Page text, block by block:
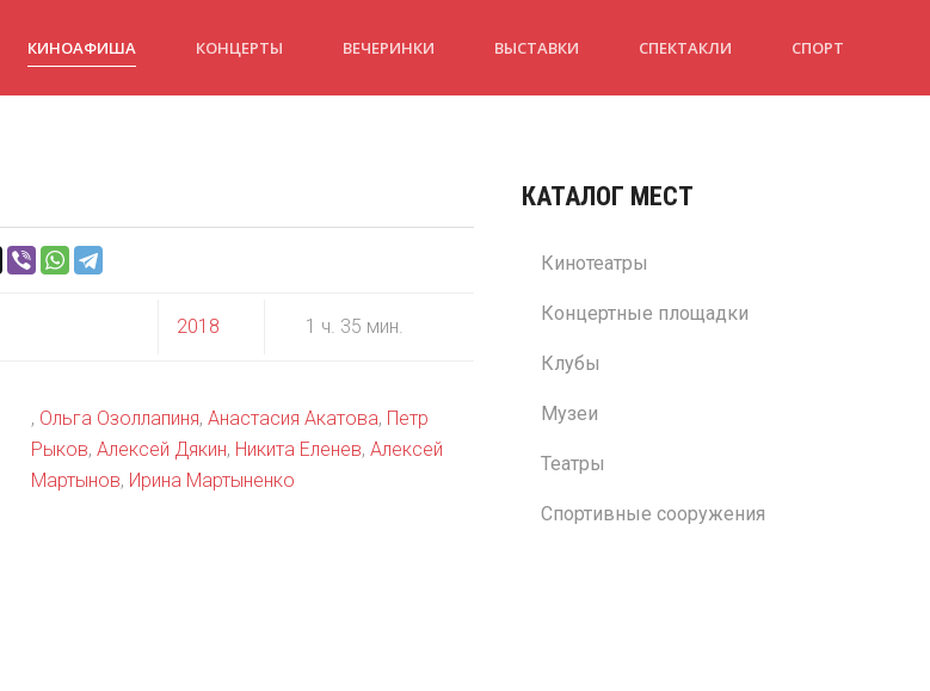
КИНОАФИША КОНЦЕРТЫ ВЕЧЕРИНКИ ВЫСТАВКИ СПЕКТАКЛИ СПОРТ
2018 1 ч. 35 мин.
, Ольга Озоллапиня, Анастасия Акатова, Петр
Рыков, Алексей Дякин, Никита Еленев, Алексей
Мартынов, Ирина Мартыненко
КАТАЛОГ МЕСТ
Кинотеатры
Концертные площадки
Клубы
Музеи
Театры
Спортивные сооружения